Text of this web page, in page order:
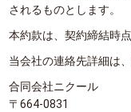
されるものとします。
本約款は、契約締結時
当会社の連絡先詳細は
合同会社ニクール
〒664-0831